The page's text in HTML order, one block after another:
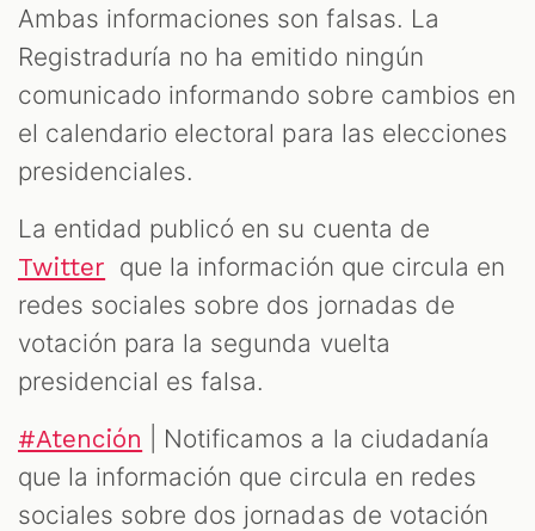
Ambas informaciones son falsas. La
Registraduría no ha emitido ningún
comunicado informando sobre cambios en
el calendario electoral para las elecciones
presidenciales.
La entidad publicó en su cuenta de
Twitter que la información que circula en
redes sociales sobre dos jornadas de
votación para la segunda vuelta
presidencial es falsa.
#Atención
| Notificamos a la ciudadanía
que la información que circula en redes
sociales sobre dos jornadas de votación